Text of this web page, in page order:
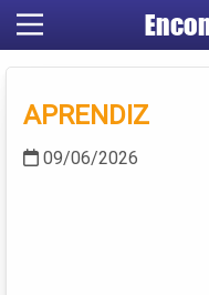
APRENDIZ
09/06/2026